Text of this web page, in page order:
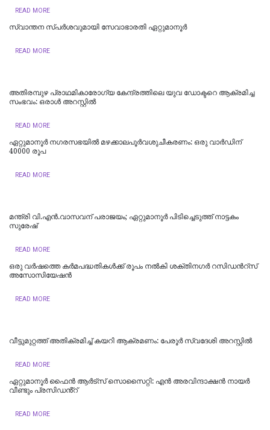
READ MORE
സ്വാന്തന സ്പർശവുമായി സേവാഭാരതി ഏറ്റുമാനൂർ
READ MORE
അതിരമ്പുഴ പ്രാഥമികാരോഗ്യ കേന്ദ്രത്തിലെ യുവ ഡോക്ടറെ ആക്രമിച്ച
സംഭവം: ഒരാൾ അറസ്റ്റിൽ
READ MORE
ഏറ്റുമാനൂര്‍ നഗരസഭയില്‍ മഴക്കാലപൂര്‍വശുചീകരണം: ഒരു വാര്‍ഡിന്
40000 രൂപ
READ MORE
മന്ത്രി വി.എന്‍.വാസവന് പരാജയം; ഏറ്റുമാനൂര്‍ പിടിച്ചെടുത്ത് നാട്ടകം
സുരേഷ്
READ MORE
ഒരു വർഷത്തെ കര്‍മപദ്ധതികള്‍ക്ക് രൂപം നല്‍കി ശക്തിനഗർ റസിഡന്‍റ്സ്
അസോസിയേഷൻ
READ MORE
വീട്ടുമുറ്റത്ത് അതിക്രമിച്ച് കയറി ആക്രമണം: പേരൂർ സ്വദേശി അറസ്റ്റിൽ
READ MORE
ഏറ്റുമാനൂർ ഫൈൻ ആർട്സ് സൊസൈറ്റി: എൻ അരവിന്ദാക്ഷൻ നായർ
വീണ്ടും പ്രസിഡൻ്റ്
READ MORE